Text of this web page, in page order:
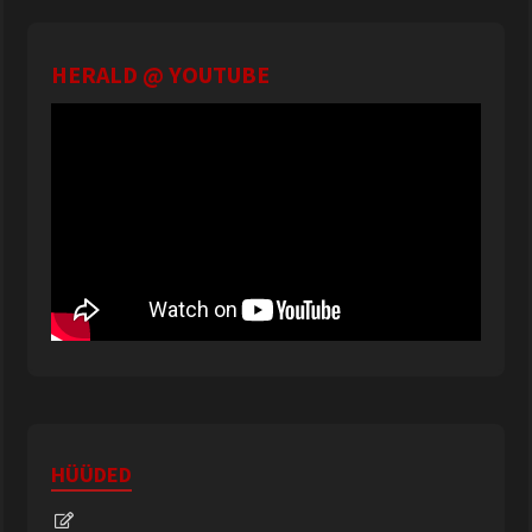
HERALD @ YOUTUBE
HÜÜDED